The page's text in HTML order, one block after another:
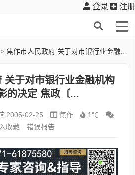
登录 注册
> 焦作市人民政府 关于对市银行业金融机构进行表彰的决定 焦政〔...
关于对市银行业金融机构
的决定 焦政〔...
2005-02-25 焦作
1℃
收藏
错误报告